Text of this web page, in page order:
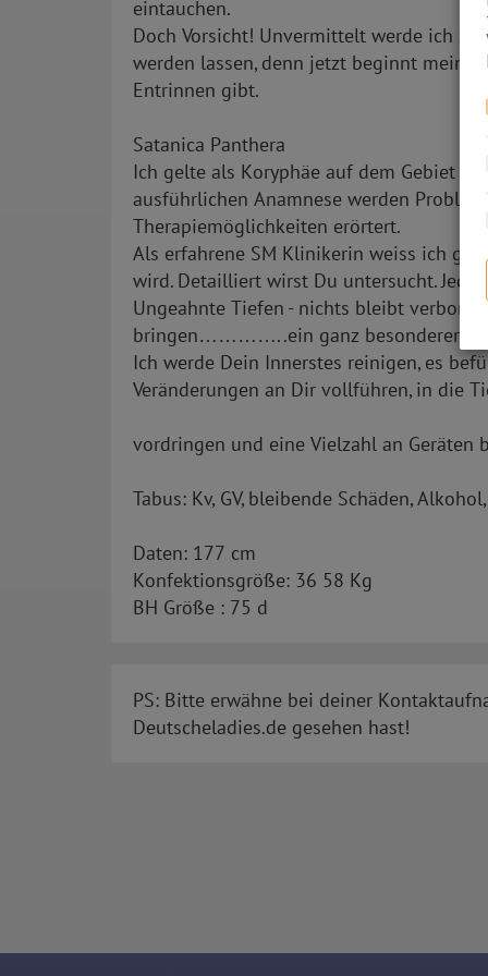
eintauchen.
Doch Vorsicht! Unvermittelt werde ich
werden lassen, denn jetzt beginnt mein
Entrinnen gibt.
Satanica Panthera
Ich gelte als Koryphäe auf dem Gebiet
ausführlichen Anamnese werden
Therapiemöglichkeiten erörtert.
Als erfahrene SM Klinikerin weiss ich
wird. Detailliert wirst Du untersucht.
Ungeahnte Tiefen - nichts bleibt
bringen…………..ein ganz besonderer
Ich werde Dein Innerstes reinigen, es
Veränderungen an Dir vollführen, in die
vordringen und eine Vielzahl an Geräten
Tabus: Kv, GV, bleibende Schäden,
Daten: 177 cm
Konfektionsgröße: 36 58 Kg
BH Größe : 75 d
PS: Bitte erwähne bei deiner
Deutscheladies.de gesehen hast!